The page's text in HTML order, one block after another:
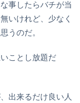
事したらバチが当
いけれど、少なく
うのだ。
ことし放題だ
出来るだけ良い人